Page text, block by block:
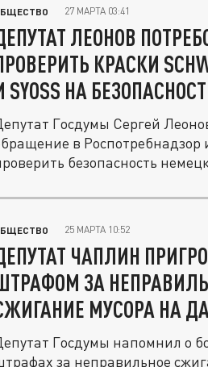
27 МАРТА 03:41
ЛЕОНОВ
КРАСКИ
SYOSS НА
Госдумы Сергей
в Роспотребнадзор
безопасность
25 МАРТА 10:52
ЧАПЛИН
ЗА
МУСОРА НА
Госдумы напомнил о
за неправильное